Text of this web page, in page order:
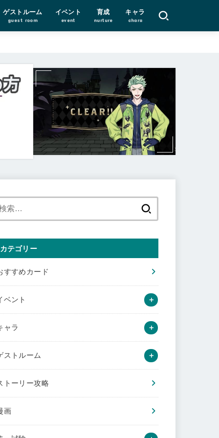
ゲストルーム
guest room
イベント
event
育成
nurture
キャラ
chara
カテゴリー
すすめカード
ベント
ャラ
ストルーム
トーリー攻略
画